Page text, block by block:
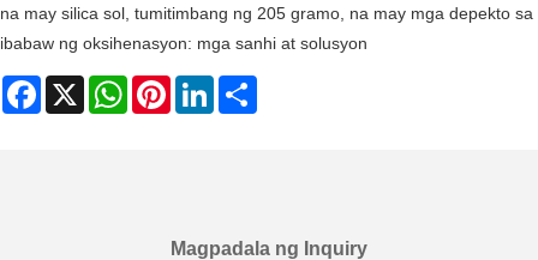
na may silica sol, tumitimbang ng 205 gramo, na may mga depekto sa
ibabaw ng oksihenasyon: mga sanhi at solusyon
Facebook
X WhatsAppPinterestLinkedIn
Magpadala ng Inquiry